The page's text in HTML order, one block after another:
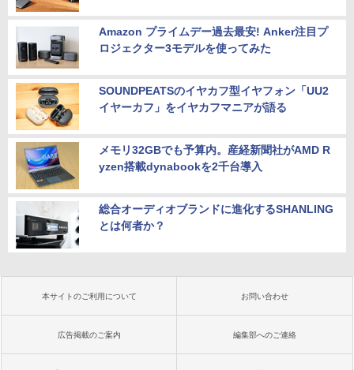
Amazon プライムデー過去最安! Anker注目プ
ロジェクター3モデルを使ってみた
SOUNDPEATSのイヤカフ型イヤフォン「UU2
イヤーカフ」をイヤカフマニアが語る
メモリ32GBでも予算内。産経新聞社がAMD R
yzen搭載dynabookを2千台導入
総合オーディオブランドに進化するSHANLING
とは何者か？
本サイトのご利用について お問い合わせ
広告掲載のご案内 編集部へのご連絡